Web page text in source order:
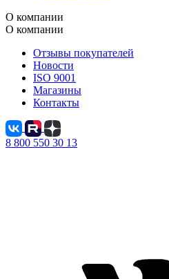
О компании
О компании
Отзывы покупателей
Новости
ISO 9001
Магазины
Контакты
8 800 550 30 13